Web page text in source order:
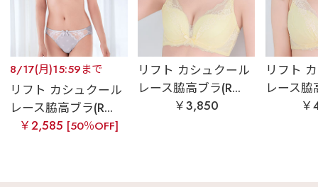
8/17(月)15:59まで
リフト カシュクール
レース脇高ブラ(R...
￥2,585 [50％OFF]
リフト カシュクール
レース脇高ブラ(R...
￥3,850
リフト
レース脇